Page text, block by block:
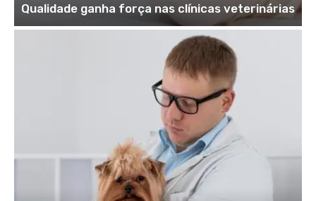
Qualidade ganha força nas clínicas veterinárias